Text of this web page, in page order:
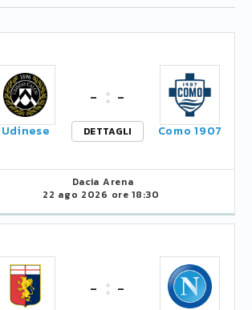
Udinese
- -
DETTAGLI Como 1907
Dacia Arena
22 ago 2026 ore 18:30
- -